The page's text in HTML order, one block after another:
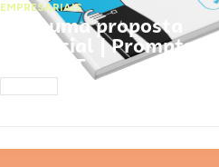
EMPRESARIAIS
Faça uma proposta
comercial | Prompts
ChatGPT